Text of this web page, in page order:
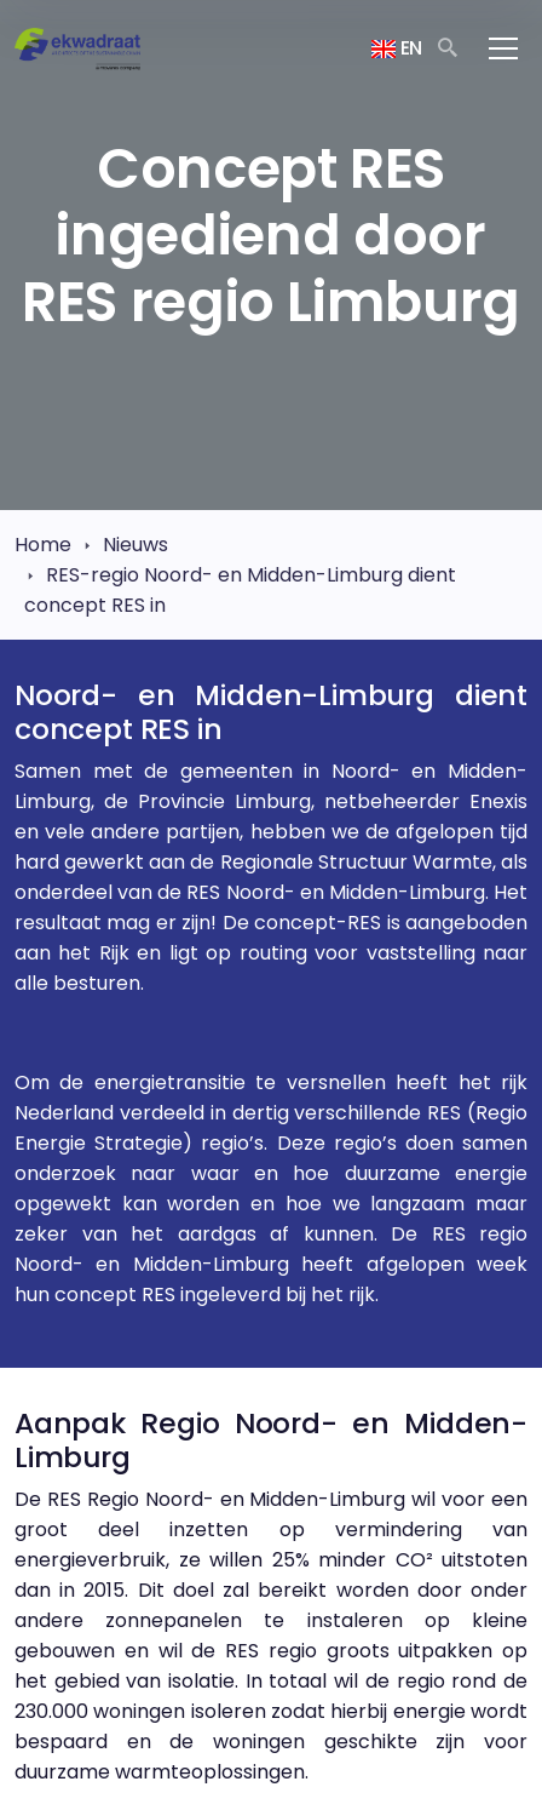
EN
Concept RES
ingediend door
RES regio Limburg
Home
Nieuws
RES-regio Noord- en Midden-Limburg dient
concept RES in
Noord- en Midden-Limburg dient
concept RES in
Samen met de gemeenten in Noord- en Midden-
Limburg, de Provincie Limburg, netbeheerder Enexis
en vele andere partijen, hebben we de afgelopen tijd
hard gewerkt aan de Regionale Structuur Warmte, als
onderdeel van de RES Noord- en Midden-Limburg. Het
resultaat mag er zijn! De concept-RES is aangeboden
aan het Rijk en ligt op routing voor vaststelling naar
alle besturen.
Om de energietransitie te versnellen heeft het rijk
Nederland verdeeld in dertig verschillende RES (Regio
Energie Strategie) regio’s. Deze regio’s doen samen
onderzoek naar waar en hoe duurzame energie
opgewekt kan worden en hoe we langzaam maar
zeker van het aardgas af kunnen. De RES regio
Noord- en Midden-Limburg heeft afgelopen week
hun concept RES ingeleverd bij het rijk.
Aanpak Regio Noord- en Midden-
Limburg
De RES Regio Noord- en Midden-Limburg wil voor een
groot deel inzetten op vermindering van
energieverbruik, ze willen 25% minder CO² uitstoten
dan in 2015. Dit doel zal bereikt worden door onder
andere zonnepanelen te instaleren op kleine
gebouwen en wil de RES regio groots uitpakken op
het gebied van isolatie. In totaal wil de regio rond de
230.000 woningen isoleren zodat hierbij energie wordt
bespaard en de woningen geschikte zijn voor
duurzame warmteoplossingen.